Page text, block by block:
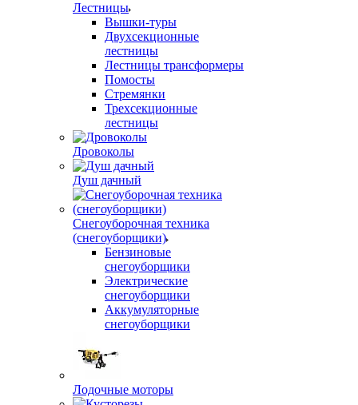
Лестницы
Вышки-туры
Двухсекционные
лестницы
Лестницы трансформеры
Помосты
Стремянки
Трехсекционные
лестницы
Дровоколы
Душ дачный
Снегоуборочная техника
(снегоуборщики)
Бензиновые
снегоуборщики
Электрические
снегоуборщики
Аккумуляторные
снегоуборщики
Лодочные моторы